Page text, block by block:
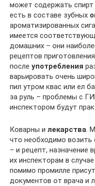
может содержать
есть в составе зубных
ароматизированных
имеется
домашних – они
рецептов
после употребления
варьировать очень
пил утром квас или ел
за руль – проблемы с
инспектором будут
Коварны и лекарства.
что необходимо возить
– и рецепт, назначение
их инспекторам в
помимо промилле
документов от врача и